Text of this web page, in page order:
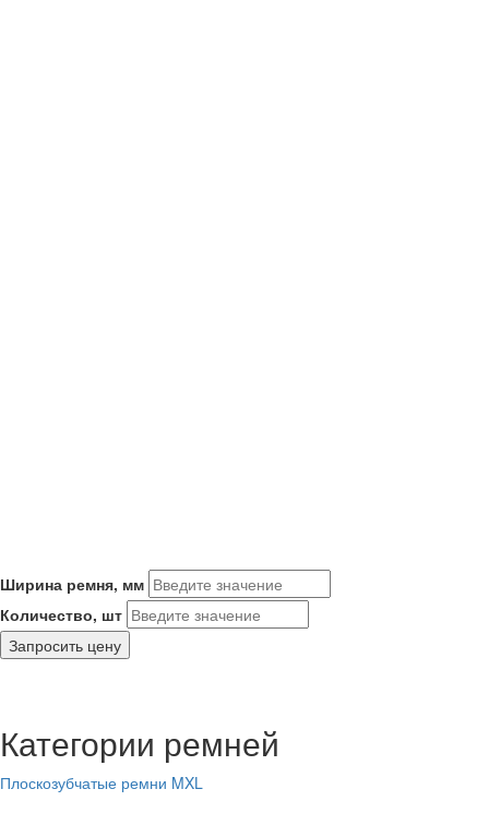
Ширина ремня, мм
Количество, шт
Запросить цену
Категории ремней
Плоскозубчатые ремни MXL